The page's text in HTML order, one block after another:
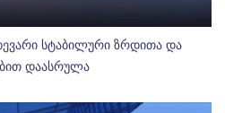
სტაბილური ზრდითა და
დაასრულა